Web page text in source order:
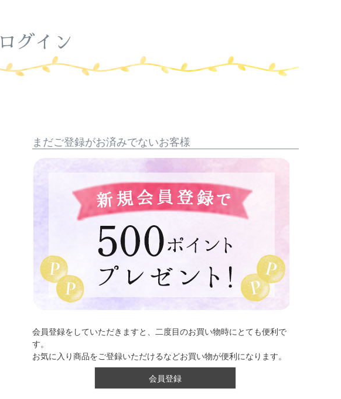
ログイン
まだご登録がお済みでないお客様
会員登録をしていただきますと、二度目のお買い物時にとても便利で
す。
お気に入り商品をご登録いただけるなどお買い物が便利になります。
会員登録